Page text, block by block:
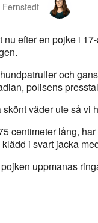
Fernstedt
nu efter en pojke i
och
polisens
väder ute så vi
centimeter lång,
i svart jacka
uppmanas